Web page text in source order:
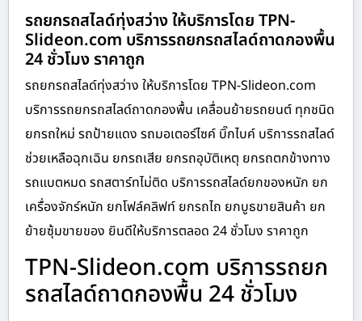
รถยกรถสไลด์ทุ่งสว่าง ให้บริการโดย TPN-
Slideon.com บริการรถยกรถสไลด์ถาดกองพื้น
24 ชั่วโมง ราคาถูก
รถยกรถสไลด์ทุ่งสว่าง ให้บริการโดย TPN-Slideon.com
บริการรถยกรถสไลด์ถาดกองพื้น เคลื่อนย้ายรถยนต์ ทุกชนิด
ยกรถใหม่ รถป้ายแดง รถมอเตอร์ไซค์ บิ๊กไบค์ บริการรถสไลด์
ช่วยเหลือฉุกเฉิน ยกรถเสีย ยกรถอุบัติเหตุ ยกรถตกข้างทาง
รถแบตหมด รถสตาร์ทไม่ติด บริการรถสไลด์ยกของหนัก ยก
เครื่องจักร์หนัก ยกโฟล์คลิฟท์ ยกรถไถ ยกบูธขายสินค้า ยก
ย้ายซุ้มขายของ ยินดีให้บริการตลอด 24 ชั่วโมง ราคาถูก
TPN-Slideon.com บริการรถยก
รถสไลด์ถาดกองพื้น 24 ชั่วโมง